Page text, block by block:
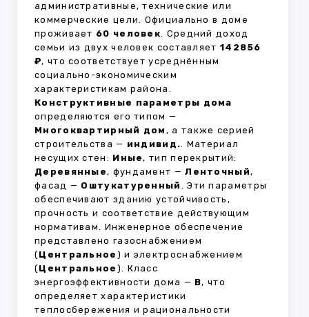
административные, технические или
коммерческие цели. Официально в доме
проживает 60 человек. Средний доход
семьи из двух человек составляет 142856
₽, что соответствует усреднённым
социально-экономическим
характеристикам района.
Конструктивные параметры дома
определяются его типом —
Многоквартирный дом , а также серией
строительства — индивид.. Материал
несущих стен: Иные, тип перекрытий:
Деревянные, фундамент —Ленточный,
фасад — Оштукатуренный . Эти параметры
обеспечивают зданию устойчивость,
прочность и соответствие действующим
нормативам. Инженерное обеспечение
представлено газоснабжением
(Центральное ) и электроснабжением
(Центральное ). Класс
энергоэффективности дома — B, что
определяет характеристики
теплосбережения и рациональности